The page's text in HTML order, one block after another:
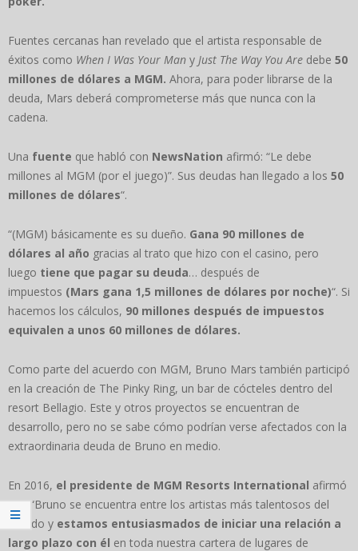
Fuentes cercanas han revelado que el artista responsable de
éxitos como When I Was Your Man y Just The Way You Are debe 50
millones de dólares a MGM. Ahora, para poder librarse de la
deuda, Mars deberá comprometerse más que nunca con la
cadena.
Una fuente que habló con NewsNation afirmó: “Le debe
millones al MGM (por el juego)”. Sus deudas han llegado a los 50
millones de dólares“.
“(MGM) básicamente es su dueño. Gana 90 millones de
dólares al año gracias al trato que hizo con el casino, pero
luego tiene que pagar su deuda… después de
impuestos (Mars gana 1,5 millones de dólares por noche)“. Si
hacemos los cálculos, 90 millones después de impuestos
equivalen a unos 60 millones de dólares.
Como parte del acuerdo con MGM, Bruno Mars también participó
en la creación de The Pinky Ring, un bar de cócteles dentro del
resort Bellagio. Este y otros proyectos se encuentran de
desarrollo, pero no se sabe cómo podrían verse afectados con la
extraordinaria deuda de Bruno en medio.
En 2016, el presidente de MGM Resorts International afirmó
que “Bruno se encuentra entre los artistas más talentosos del
mundo y estamos entusiasmados de iniciar una relación a
largo plazo con él en toda nuestra cartera de lugares de